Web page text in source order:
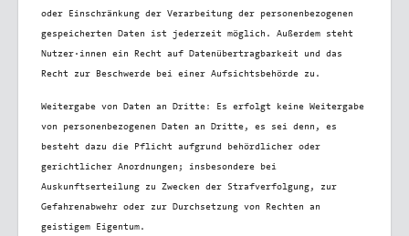
oder Einschränkung der Verarbeitung der personenbezogenen
gespeicherten Daten ist jederzeit möglich. Außerdem steht
Nutzer·innen ein Recht auf Datenübertragbarkeit und das
Recht zur Beschwerde bei einer Aufsichtsbehörde zu.
Weitergabe von Daten an Dritte: Es erfolgt keine Weitergabe
von personenbezogenen Daten an Dritte, es sei denn, es
besteht dazu die Pflicht aufgrund behördlicher oder
gerichtlicher Anordnungen; insbesondere bei
Auskunftserteilung zu Zwecken der Strafverfolgung, zur
Gefahrenabwehr oder zur Durchsetzung von Rechten an
geistigem Eigentum.